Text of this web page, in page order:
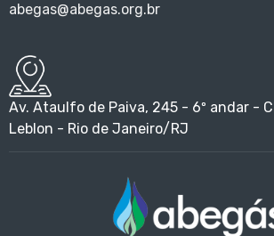
abegas@abegas.org.br
Av. Ataulfo de Paiva, 245 - 6º andar -
Leblon - Rio de Janeiro/RJ